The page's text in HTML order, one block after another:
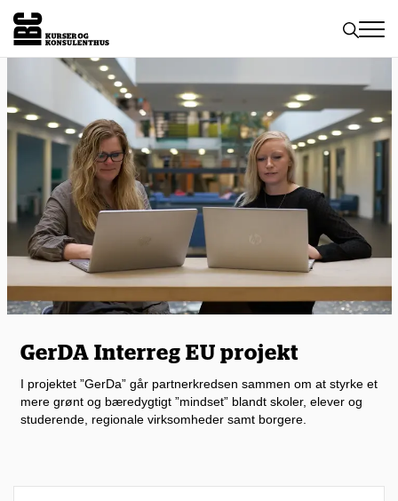
Toggle
GerDA Interreg EU projekt
I projektet ”GerDa” går partnerkredsen sammen om at styrke et
mere grønt og bæredygtigt ”mindset” blandt skoler, elever og
studerende, regionale virksomheder samt borgere.